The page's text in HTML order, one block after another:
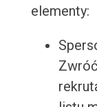
elementy: